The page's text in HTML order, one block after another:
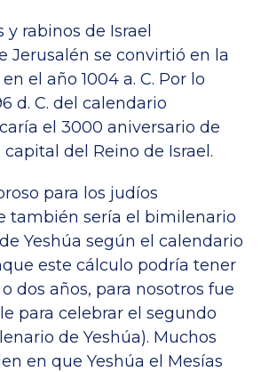
y rabinos de Israel
Jerusalén se convirtió en la
el año 1004 a. C. Por lo
d. C. del calendario
el 3000 aniversario de
del Reino de Israel.
para los judíos
también sería el bimilenario
Yeshúa según el calendario
este cálculo podría tener
dos años, para nosotros fue
para celebrar el segundo
de Yeshúa). Muchos
en que Yeshúa el Mesías